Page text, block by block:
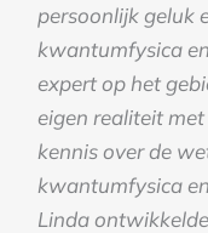
persoonlijk geluk
kwantumfysica
expert op het
eigen realiteit
kennis over de
kwantumfysica
Linda